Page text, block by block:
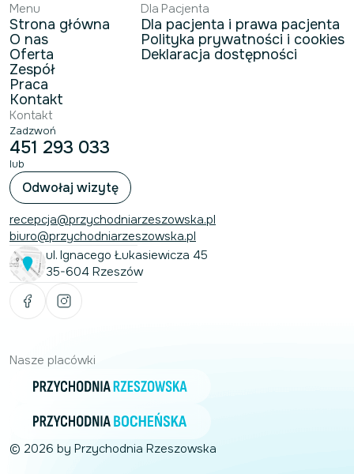
Menu
Strona główna
O nas
Oferta
Zespół
Praca
Kontakt
Dla Pacjenta
Dla pacjenta i prawa pacjenta
Polityka prywatności i cookies
Deklaracja dostępności
Kontakt
Zadzwoń
451 293 033
lub
Odwołaj wizytę
recepcja@przychodniarzeszowska.pl
biuro@przychodniarzeszowska.pl
ul. Ignacego Łukasiewicza 45
35-604 Rzeszów
Nasze placówki
© 2026 by Przychodnia Rzeszowska